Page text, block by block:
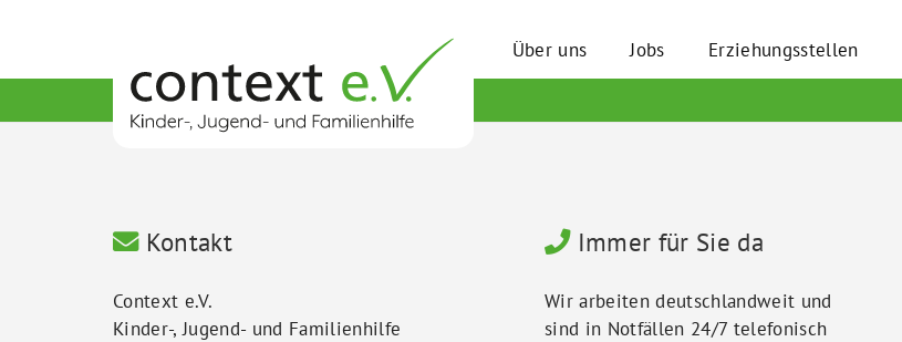
Über uns Jobs Erziehungsstellen
Kontakt
Context e.V.
Kinder-, Jugend- und Familienhilfe
Immer für Sie da
Wir arbeiten deutschlandweit und
sind in Notfällen 24/7 telefonisch